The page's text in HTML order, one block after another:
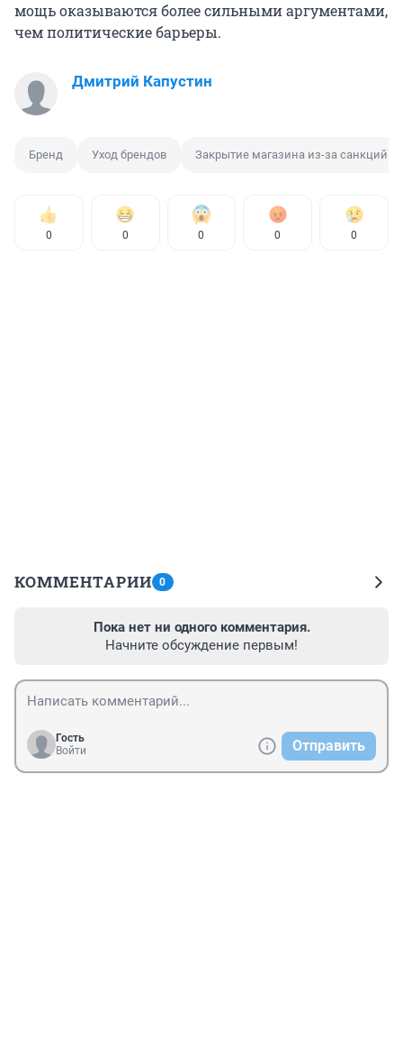
мощь оказываются более сильными аргументами,
чем политические барьеры.
Дмитрий Капустин
Бренд Уход брендов Закрытие магазина из-за санкций
0 0 0 0 0
КОММЕНТАРИИ 0
Пока нет ни одного комментария.
Начните обсуждение первым!
Гость
Войти
Отправить